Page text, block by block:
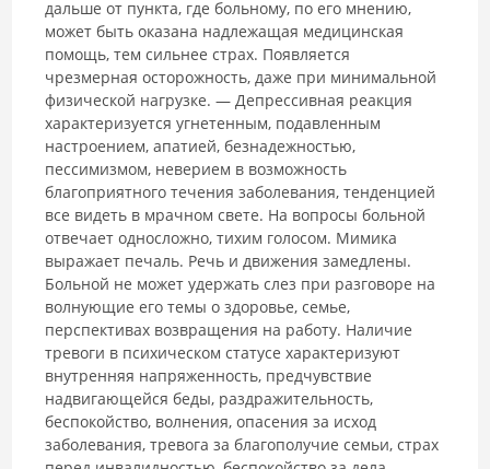
дальше от пункта, где больному, по его мнению,
может быть оказана надлежащая медицинская
помощь, тем сильнее страх. Появляется
чрезмерная осторожность, даже при минимальной
физической нагрузке. — Депрессивная реакция
характеризуется угнетенным, подавленным
настроением, апатией, безнадежностью,
пессимизмом, неверием в возможность
благоприятного течения заболевания, тенденцией
все видеть в мрачном свете. На вопросы больной
отвечает односложно, тихим голосом. Мимика
выражает печаль. Речь и движения замедлены.
Больной не может удержать слез при разговоре на
волнующие его темы о здоровье, семье,
перспективах возвращения на работу. Наличие
тревоги в психическом статусе характеризуют
внутренняя напряженность, предчувствие
надвигающейся беды, раздражительность,
беспокойство, волнения, опасения за исход
заболевания, тревога за благополучие семьи, страх